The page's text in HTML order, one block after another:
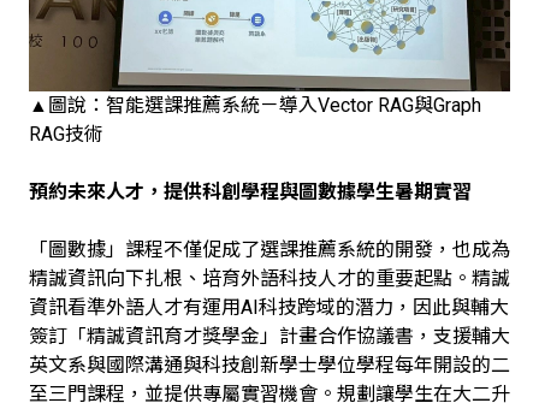
▲圖說：智能選課推薦系統－導入Vector RAG與Graph
RAG技術
預約未來人才，提供科創學程與圖數據學生暑期實習
「圖數據」課程不僅促成了選課推薦系統的開發，也成為
精誠資訊向下扎根、培育外語科技人才的重要起點。精誠
資訊看準外語人才有運用AI科技跨域的潛力，因此與輔大
簽訂「精誠資訊育才獎學金」計畫合作協議書，支援輔大
英文系與國際溝通與科技創新學士學位學程每年開設的二
至三門課程，並提供專屬實習機會。規劃讓學生在大二升